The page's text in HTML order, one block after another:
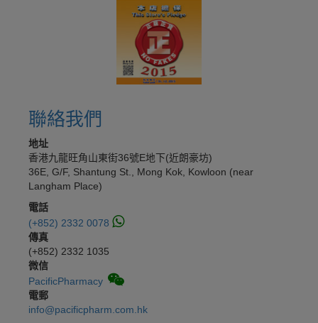
聯絡我們
地址
香港九龍旺角山東街36號E地下(近朗豪坊)
36E, G/F, Shantung St., Mong Kok, Kowloon (near
Langham Place)
電話
(+852) 2332 0078
傳真
(+852) 2332 1035
微信
PacificPharmacy
電郵
info@pacificpharm.com.hk